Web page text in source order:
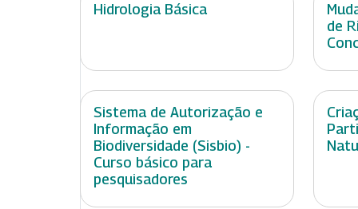
Hidrologia Básica
de
Sistema de Autorização e
Informação em
Biodiversidade (Sisbio) -
Curso básico para
pesquisadores